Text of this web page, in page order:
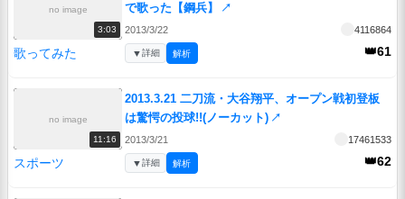
no image
3:03
で歌った【鋼兵】
↗
2013/3/22 4116864
歌ってみた 👑61
▼詳細 解析
no image
11:16
2013.3.21 二刀流・大谷翔平、オープン戦初登板
は驚愕の投球!!(ノーカット) ↗
2013/3/21 17461533
スポーツ 👑62
▼詳細 解析